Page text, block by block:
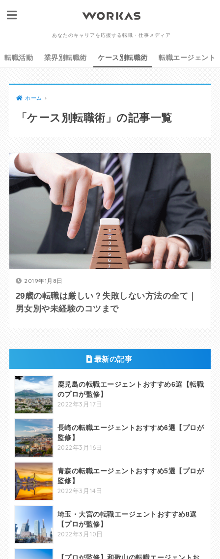
あなたのキャリアを応援する転職・仕事メディア
転職活動 業界別転職術 ケース別転職術 転職エージェント
ホーム
「ケース別転職術」の記事一覧
2019年1月8日
29歳の転職は厳しい？失敗しない方法の全て｜
男女別や未経験のコツまで
最新の記事
鹿児島の転職エージェントおすすめ6選【転職
のプロが監修】
2022年3月17日
長崎の転職エージェントおすすめ6選【プロが
監修】
2022年3月16日
青森の転職エージェントおすすめ5選【プロが
監修】
2022年3月14日
埼玉・大宮の転職エージェントおすすめ8選
【プロが監修】
2022年3月10日